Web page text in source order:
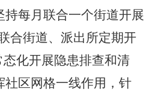
持每月联合一个街道开展
合街道、派出所定期开
态化开展隐患排查和清
社区网格一线作用，针